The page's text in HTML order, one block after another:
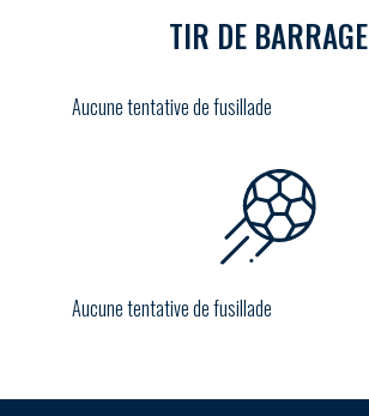
TIR DE BARRAGE
Aucune tentative de fusillade
Aucune tentative de fusillade